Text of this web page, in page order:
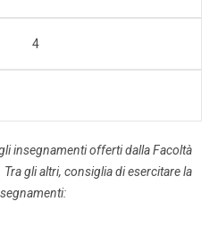
4
insegnamenti offerti dalla Facoltà
gli altri, consiglia di esercitare la